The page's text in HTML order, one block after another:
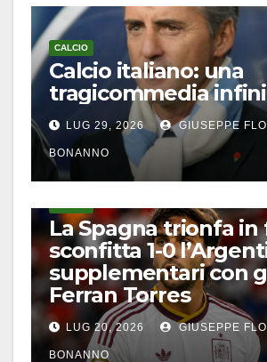
CALCIO
Calcio italiano: una
tragicommedia
LUG 29, 2026 GIUSEPPE
BONANNO
La Spagna trionfa in
sconfitta 1-0
supplementari con
Ferran Torres
LUG 20, 2026 GIUSEPPE
BONANNO